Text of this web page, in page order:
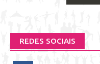
REDES SOCIAIS